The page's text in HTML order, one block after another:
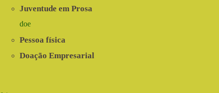
Juventude em Prosa
doe
Pessoa física
Doação Empresarial